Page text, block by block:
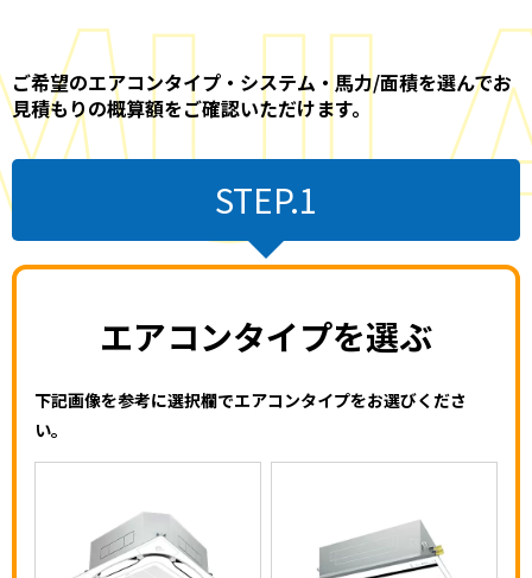
ご希望のエアコンタイプ・システム・馬力/面積を選んでお
見積もりの概算額をご確認いただけます。
STEP.1
エアコンタイプを選ぶ
下記画像を参考に選択欄でエアコンタイプをお選びくださ
い。